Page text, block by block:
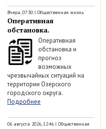
Вчера, 07:30 | Общественная жизнь
Оперативная
обстановка.
Оперативная
обстановка и
прогноз
возможных
чрезвычайных ситуаций на
территории Озерского
городского округа.
Подробнее
06 августа 2026, 12:46 | Общественная